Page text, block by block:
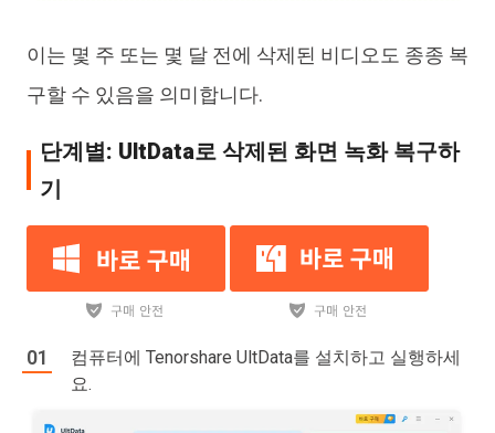
이는 몇 주 또는 몇 달 전에 삭제된 비디오도 종종 복
구할 수 있음을 의미합니다.
단계별: UltData로 삭제된 화면 녹화 복구하
기
컴퓨터에 Tenorshare UltData를 설치하고 실행하세
요.